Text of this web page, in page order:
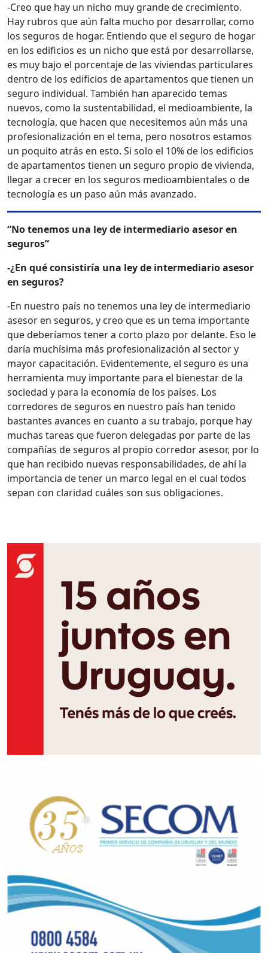
-Creo que hay un nicho muy grande de crecimiento.
Hay rubros que aún falta mucho por desarrollar, como
los seguros de hogar. Entiendo que el seguro de hogar
en los edificios es un nicho que está por desarrollarse,
es muy bajo el porcentaje de las viviendas particulares
dentro de los edificios de apartamentos que tienen un
seguro individual. También han aparecido temas
nuevos, como la sustentabilidad, el medioambiente, la
tecnología, que hacen que necesitemos aún más una
profesionalización en el tema, pero nosotros estamos
un poquito atrás en esto. Si solo el 10% de los edificios
de apartamentos tienen un seguro propio de vivienda,
llegar a crecer en los seguros medioambientales o de
tecnología es un paso aún más avanzado.
“No tenemos una ley de intermediario asesor en
seguros”
-¿En qué consistiría una ley de intermediario asesor
en seguros?
-En nuestro país no tenemos una ley de intermediario
asesor en seguros, y creo que es un tema importante
que deberíamos tener a corto plazo por delante. Eso le
daría muchísima más profesionalización al sector y
mayor capacitación. Evidentemente, el seguro es una
herramienta muy importante para el bienestar de la
sociedad y para la economía de los países. Los
corredores de seguros en nuestro país han tenido
bastantes avances en cuanto a su trabajo, porque hay
muchas tareas que fueron delegadas por parte de las
compañías de seguros al propio corredor asesor, por lo
que han recibido nuevas responsabilidades, de ahí la
importancia de tener un marco legal en el cual todos
sepan con claridad cuáles son sus obligaciones.